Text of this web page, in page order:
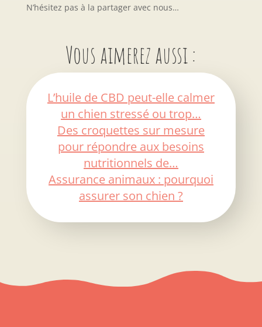
N’hésitez pas à la partager avec nous…
Vous aimerez aussi :
L’huile de CBD peut-elle calmer
un chien stressé ou trop…
Des croquettes sur mesure
pour répondre aux besoins
nutritionnels de…
Assurance animaux : pourquoi
assurer son chien ?